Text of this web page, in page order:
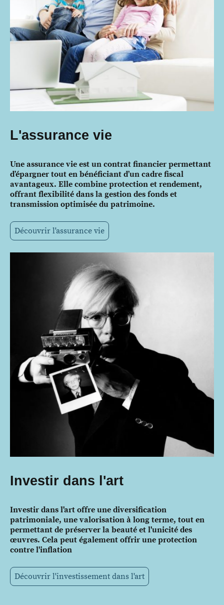
L'assurance vie
Une assurance vie est un contrat financier permettant
d’épargner tout en bénéficiant d’un cadre fiscal
avantageux. Elle combine protection et rendement,
offrant flexibilité dans la gestion des fonds et
transmission optimisée du patrimoine.
Découvrir l'assurance vie
Investir dans l'art
Investir dans l'art offre une diversification
patrimoniale, une valorisation à long terme, tout en
permettant de préserver la beauté et l'unicité des
œuvres. Cela peut également offrir une protection
contre l'inflation
Découvrir l'investissement dans l'art